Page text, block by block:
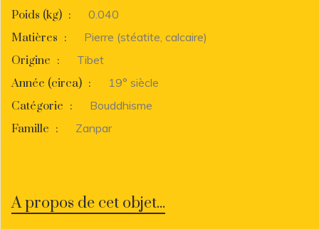
Poids (kg) :
0.040
Matières :
Pierre (stéatite, calcaire)
Origine :
Tibet
Année (circa) :
19° siècle
Catégorie :
Bouddhisme
Famille : Zanpar
A propos de cet objet...